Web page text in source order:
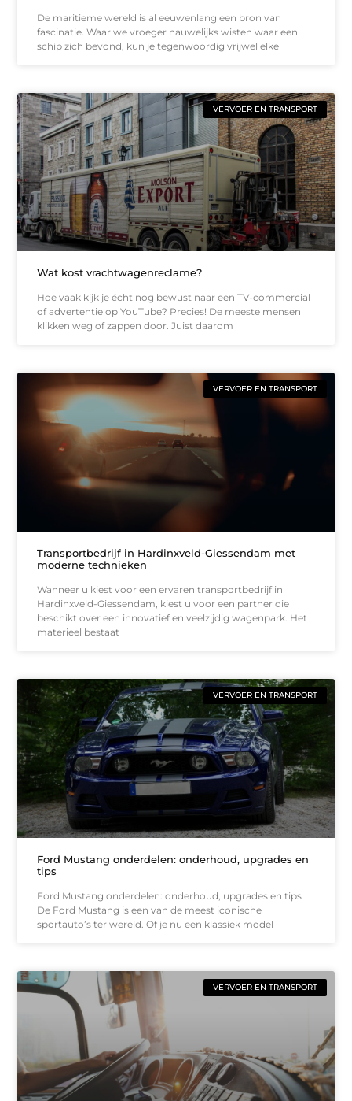
De maritieme wereld is al eeuwenlang een bron van
fascinatie. Waar we vroeger nauwelijks wisten waar een
schip zich bevond, kun je tegenwoordig vrijwel elke
VERVOER EN TRANSPORT
Wat kost vrachtwagenreclame?
Hoe vaak kijk je écht nog bewust naar een TV-commercial
of advertentie op YouTube? Precies! De meeste mensen
klikken weg of zappen door. Juist daarom
VERVOER EN TRANSPORT
Transportbedrijf in Hardinxveld-Giessendam met
moderne technieken
Wanneer u kiest voor een ervaren transportbedrijf in
Hardinxveld-Giessendam, kiest u voor een partner die
beschikt over een innovatief en veelzijdig wagenpark. Het
materieel bestaat
VERVOER EN TRANSPORT
Ford Mustang onderdelen: onderhoud, upgrades en
tips
Ford Mustang onderdelen: onderhoud, upgrades en tips
De Ford Mustang is een van de meest iconische
sportauto’s ter wereld. Of je nu een klassiek model
VERVOER EN TRANSPORT